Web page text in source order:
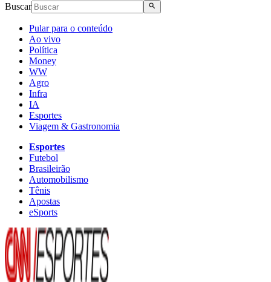
Buscar
Pular para o conteúdo
Ao vivo
Política
Money
WW
Agro
Infra
IA
Esportes
Viagem & Gastronomia
Esportes
Futebol
Brasileirão
Automobilismo
Tênis
Apostas
eSports